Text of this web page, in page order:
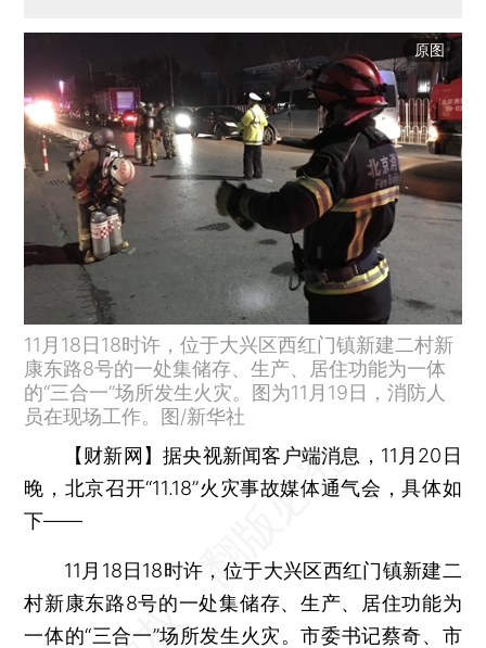
原图
11月18日18时许，位于大兴区西红门镇新建二村新
康东路8号的一处集储存、生产、居住功能为一体
的“三合一”场所发生火灾。图为11月19日，消防人
员在现场工作。图/新华社
【财新网】据央视新闻客户端消息，11月20日
晚，北京召开“11.18”火灾事故媒体通气会，具体如
下——
11月18日18时许，位于大兴区西红门镇新建二
村新康东路8号的一处集储存、生产、居住功能为
一体的“三合一”场所发生火灾。市委书记蔡奇、市